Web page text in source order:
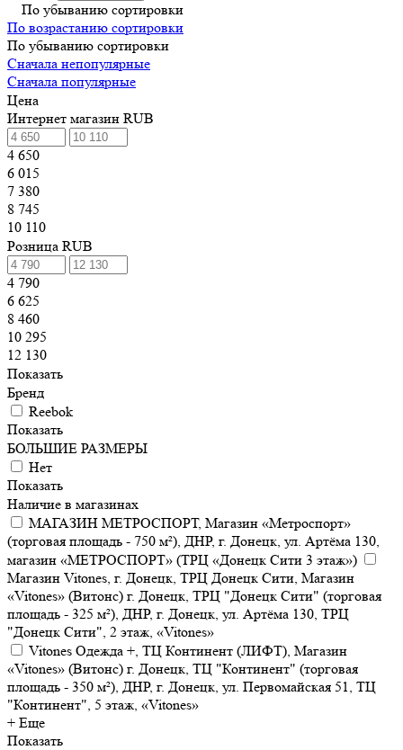
По убыванию сортировки
По возрастанию сортировки
По убыванию сортировки
Сначала непопулярные
Сначала популярные
Цена
Интернет магазин RUB
4 650
6 015
7 380
8 745
10 110
Розница RUB
4 790
6 625
8 460
10 295
12 130
Показать
Бренд
Reebok
Показать
БОЛЬШИЕ РАЗМЕРЫ
Нет
Показать
Наличие в магазинах
МАГАЗИН МЕТРОСПОРТ, Магазин «Метроспорт»
(торговая площадь - 750 м²), ДНР, г. Донецк, ул. Артёма 130,
магазин «МЕТРОСПОРТ» (ТРЦ «Донецк Сити 3 этаж»)
Магазин Vitones, г. Донецк, ТРЦ Донецк Сити, Магазин
«Vitones» (Витонс) г. Донецк, ТРЦ "Донецк Сити" (торговая
площадь - 325 м²), ДНР, г. Донецк, ул. Артёма 130, ТРЦ
"Донецк Сити", 2 этаж, «Vitones»
Vitones Одежда +, ТЦ Континент (ЛИФТ), Магазин
«Vitones» (Витонс) г. Донецк, ТЦ "Континент" (торговая
площадь - 350 м²), ДНР, г. Донецк, ул. Первомайская 51, ТЦ
"Континент", 5 этаж, «Vitones»
+ Еще
Показать